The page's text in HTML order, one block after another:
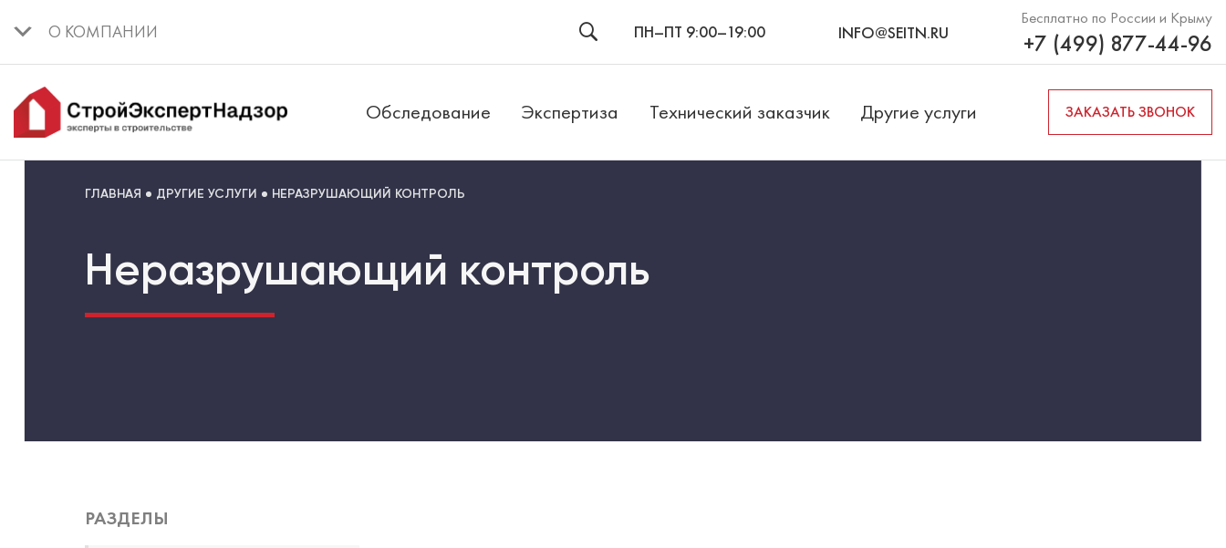
О КОМПАНИИ ПН–ПТ 9:00–19:00 INFO@SEITN.RU
Бесплатно по России и Крыму
+7 (499) 877-44-96
Обследование Экспертиза Технический заказчик Другие услуги ЗАКАЗАТЬ ЗВОНОК
ГЛАВНАЯ ДРУГИЕ УСЛУГИ НЕРАЗРУШАЮЩИЙ КОНТРОЛЬ
Неразрушающий контроль
РАЗДЕЛЫ